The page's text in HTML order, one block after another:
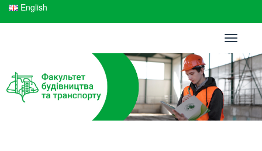
English
Toggle